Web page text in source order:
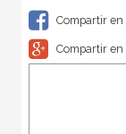
Compartir en
Compartir en